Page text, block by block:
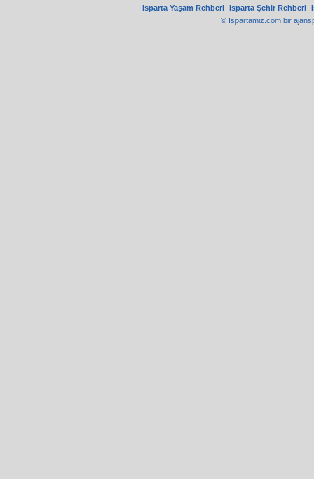
Isparta Yaşam Rehberi- Isparta Şehir Rehberi-
© Ispartamiz.com bir